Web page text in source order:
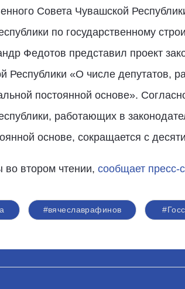
Совета Чувашской
по государственному
Федотов представил проект
Республики «О числе депутатов,
постоянной основе».
работающих в
основе, сокращается с
втором чтении, сообщает пресс-
#вячеславрафинов